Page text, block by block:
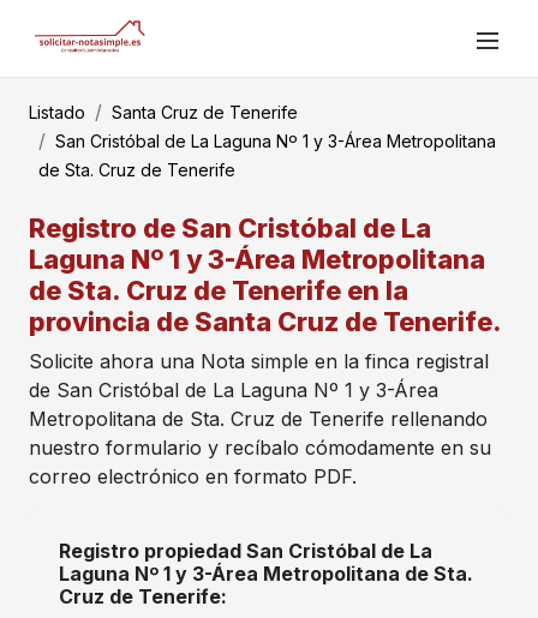
Listado
Santa Cruz de Tenerife
San Cristóbal de La Laguna Nº 1 y 3-Área Metropolitana
de Sta. Cruz de Tenerife
Registro de San Cristóbal de La
Laguna Nº 1 y 3-Área Metropolitana
de Sta. Cruz de Tenerife en la
provincia de Santa Cruz de Tenerife.
Solicite ahora una Nota simple en la finca registral
de San Cristóbal de La Laguna Nº 1 y 3-Área
Metropolitana de Sta. Cruz de Tenerife rellenando
nuestro formulario y recíbalo cómodamente en su
correo electrónico en formato PDF.
Registro propiedad San Cristóbal de La
Laguna Nº 1 y 3-Área Metropolitana de Sta.
Cruz de Tenerife: